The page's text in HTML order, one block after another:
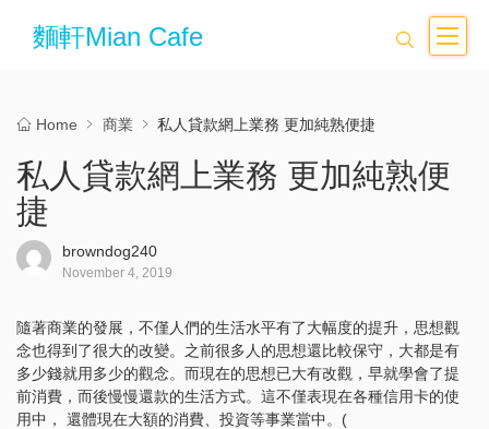
麵軒Mian Cafe
Home 商業 私人貸款網上業務 更加純熟便捷
私人貸款網上業務 更加純熟便
捷
browndog240
November 4, 2019
隨著商業的發展，不僅人們的生活水平有了大幅度的提升，思想觀
念也得到了很大的改變。之前很多人的思想還比較保守，大都是有
多少錢就用多少的觀念。而現在的思想已大有改觀，早就學會了提
前消費，而後慢慢還款的生活方式。這不僅表現在各種信用卡的使
用中， 還體現在大額的消費、投資等事業當中。(